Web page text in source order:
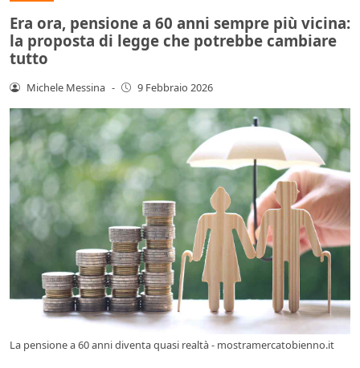
Era ora, pensione a 60 anni sempre più vicina:
la proposta di legge che potrebbe cambiare
tutto
Michele Messina - 9 Febbraio 2026
La pensione a 60 anni diventa quasi realtà - mostramercatobienno.it